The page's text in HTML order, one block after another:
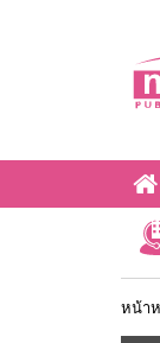
หน้า